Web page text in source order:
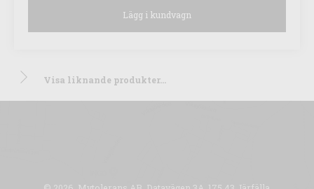
Lägg i kundvagn
Visa liknande produkter...